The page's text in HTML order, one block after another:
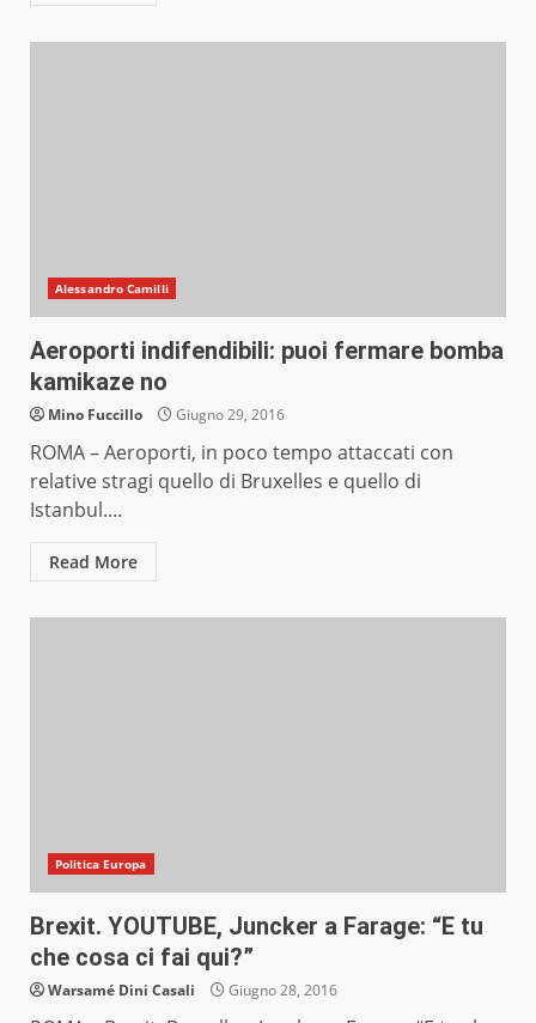
Alessandro Camilli
Aeroporti indifendibili: puoi fermare bomba
kamikaze no
Mino Fuccillo Giugno 29, 2016
ROMA – Aeroporti, in poco tempo attaccati con
relative stragi quello di Bruxelles e quello di
Istanbul....
Read More
Politica Europa
Brexit. YOUTUBE, Juncker a Farage: “E tu
che cosa ci fai qui?”
Warsamé Dini Casali Giugno 28, 2016